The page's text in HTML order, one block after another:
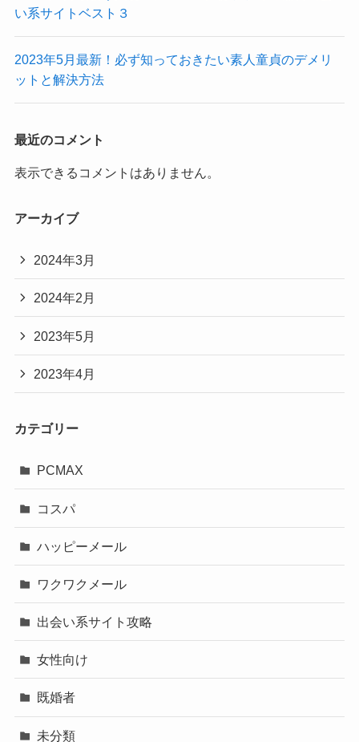
い系サイトベスト３
2023年5月最新！必ず知っておきたい素人童貞のデメリ
ットと解決方法
最近のコメント
表示できるコメントはありません。
アーカイブ
2024年3月
2024年2月
2023年5月
2023年4月
カテゴリー
PCMAX
コスパ
ハッピーメール
ワクワクメール
出会い系サイト攻略
女性向け
既婚者
未分類